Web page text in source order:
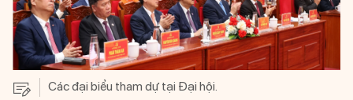
Các đại biểu tham dự tại Đại hội.